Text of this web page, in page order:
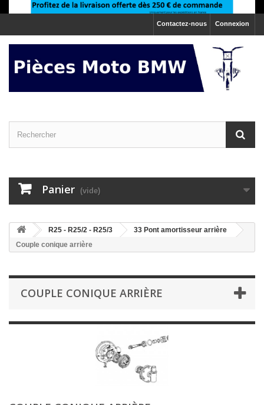
Connexion
Contactez-nous
Panier (vide)
>R25 - R25/2 - R25/3 >33 Pont amortisseur arrière
Couple conique arrière
COUPLE CONIQUE ARRIÈRE